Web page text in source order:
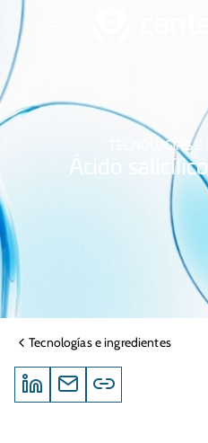
TECNOLOGÍAS
Ácido
Tecnologías e ingredientes